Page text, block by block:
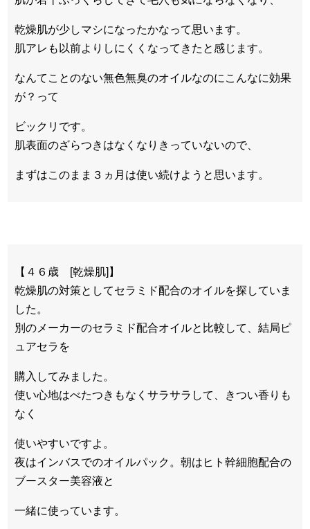
乾燥肌が少しマシになったかなって思います。
肌アレも以前よりしにくくなってきたと感じます。
なんてことのない無色無臭のオイルなのにこんなに効果
が？って
ビックリです。
肌表面のざらつきはなくなりきっていないので、
まずはこのまま３ヵ月は使い続けようと思います。
【４６歳 [乾燥肌]】
乾燥肌の対策としてセラミド配合のオイルを探していま
した。
別のメーカーのセラミド配合オイルと比較して、結局ピ
ュアセラを
購入してみました。
使い心地はべたつきもなくサラサラして、きつい香りも
なく
使いやすいですよ。
夜はインバスでのオイルパック。朝はヒト幹細胞配合の
ブースター美容液と
一緒に使っています。